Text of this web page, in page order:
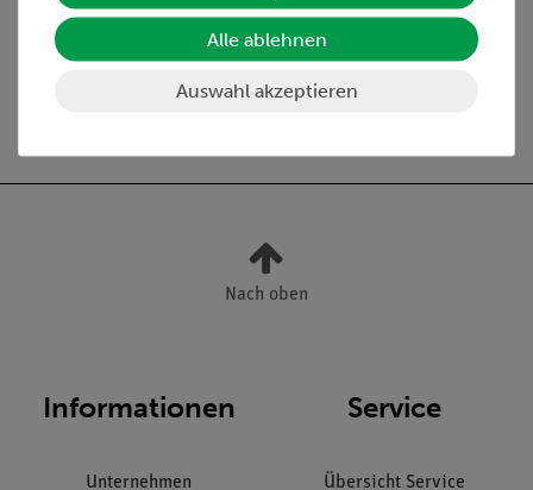
Media / Downloads
Nach oben
Informationen
Unternehmen
Service
Übersicht Service
Alle ablehnen
Auswahl akzeptieren